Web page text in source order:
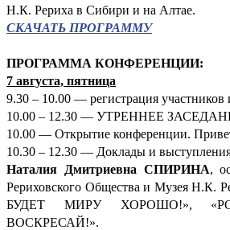
Н.К. Рериха в Сибири и на Алтае.
СКАЧАТЬ ПРОГРАММУ
ПРОГРАММА КОНФЕРЕНЦИИ:
7 августа, пятница
9.30 – 10.00 — регистрация участников
10.00 – 12.30 — УТРЕННЕЕ
10.00 — Открытие конференции.
10.30 – 12.30 — Доклады и
Наталия Дмитриевна СПИРИНА,
Рериховского Общества и Музея Н.К.
БУДЕТ МИРУ ХОРОШО!»,
ВОСКРЕСАЙ!».